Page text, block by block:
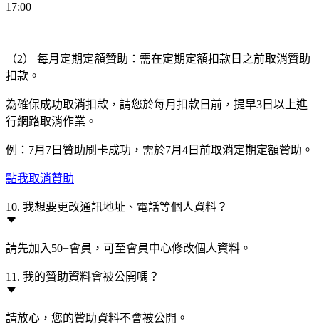
17:00
（2） 每月定期定額贊助：需在定期定額扣款日之前取消贊助
扣款。
為確保成功取消扣款，請您於每月扣款日前，提早3日以上進
行網路取消作業。
例：7月7日贊助刷卡成功，需於7月4日前取消定期定額贊助。
點我取消贊助
10. 我想要更改通訊地址、電話等個人資料？
請先加入50+會員，可至會員中心修改個人資料。
11. 我的贊助資料會被公開嗎？
請放心，您的贊助資料不會被公開。